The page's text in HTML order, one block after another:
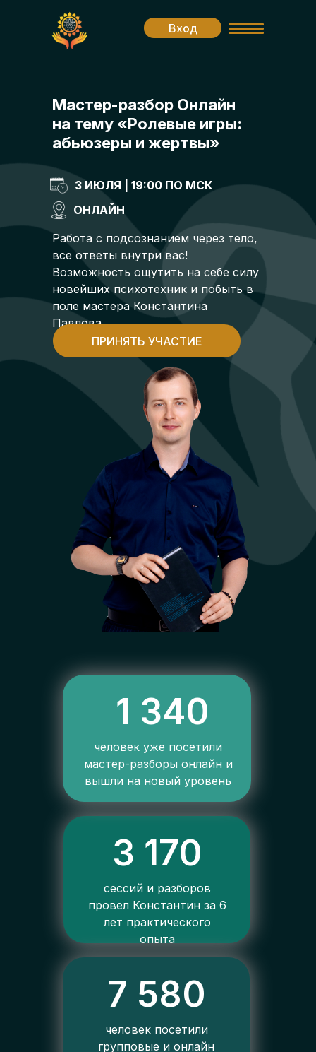
Вход
Мастер-разбор Онлайн
на тему «Ролевые игры:
абьюзеры и жертвы»
3 ИЮЛЯ | 19:00 ПО МСК
Работа с подсознанием через тело,
все ответы внутри вас!
Возможность ощутить на себе силу
новейших психотехник и побыть в
поле мастера Константина
Павлова
ОНЛАЙН
ПРИНЯТЬ УЧАСТИЕ
сессий и разборов
провел Константин за 6
лет практического
опыта
3 170
человек посетили
групповые и онлайн
7 580
человек уже посетили
мастер-разборы онлайн и
вышли на новый уровень
1 340